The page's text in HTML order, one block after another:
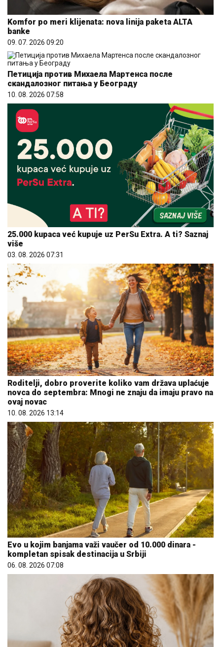
Komfor po meri klijenata: nova linija paketa ALTA
banke
09. 07. 2026 09:20
Петиција против Михаела Мартенса после
скандалозног питања у Београду
10. 08. 2026 07:58
25.000 kupaca već kupuje uz PerSu Extra. A ti? Saznaj
više
03. 08. 2026 07:31
Roditelji, dobro proverite koliko vam država uplaćuje
novca do septembra: Mnogi ne znaju da imaju pravo na
ovaj novac
10. 08. 2026 13:14
Evo u kojim banjama važi vaučer od 10.000 dinara -
kompletan spisak destinacija u Srbiji
06. 08. 2026 07:08